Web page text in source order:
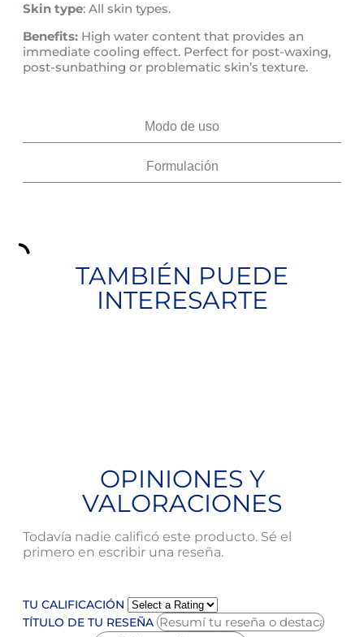
Modo de uso
Formulación
Skin type: All skin types.
Benefits: High water content that provides an
immediate cooling effect. Perfect for post-waxing,
post-sunbathing or problematic skin’s texture.
TAMBIÉN PUEDE
INTERESARTE
OPINIONES Y
VALORACIONES
Todavía nadie calificó este producto. Sé el
primero en escribir una reseña.
TU CALIFICACIÓN
TÍTULO DE TU RESEÑA